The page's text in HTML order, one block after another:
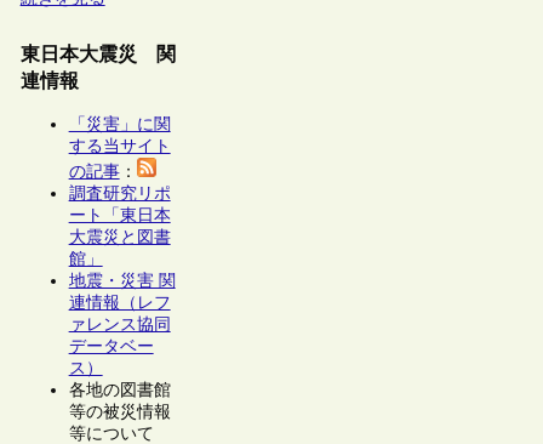
東日本大震災 関
連情報
「災害」に関
する当サイト
の記事：
調査研究リポ
ート「東日本
大震災と図書
館」
地震・災害 関
連情報（レフ
ァレンス協同
データベー
ス）
各地の図書館
等の被災情報
等について